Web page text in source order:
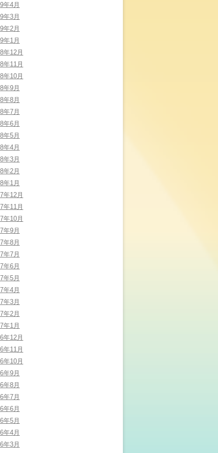
年4月
年3月
年2月
年1月
年12月
年11月
年10月
年9月
年8月
年7月
年6月
年5月
年4月
年3月
年2月
年1月
年12月
年11月
年10月
年9月
年8月
年7月
年6月
年5月
年4月
年3月
年2月
年1月
年12月
年11月
年10月
年9月
年8月
年7月
年6月
年5月
年4月
年3月